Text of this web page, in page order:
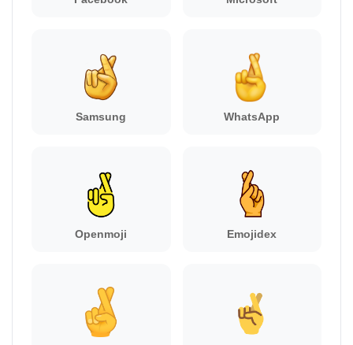
Samsung WhatsApp
Openmoji Emojidex